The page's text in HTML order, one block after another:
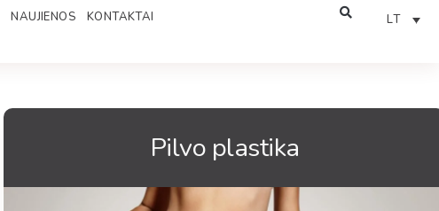
NAUJIENOS KONTAKTAI LT
Pilvo plastika